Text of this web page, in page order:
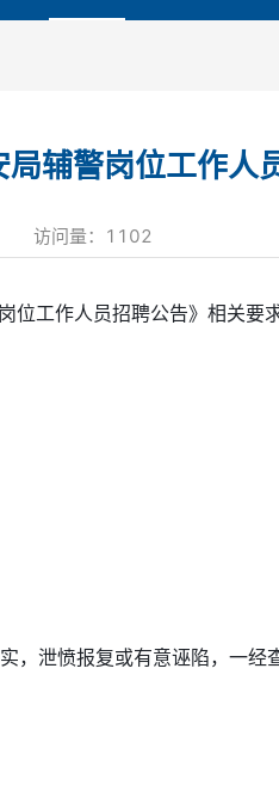
辅警岗位工作人
访问量： 1102
工作人员招聘公告》相关要
泄愤报复或有意诬陷，一经